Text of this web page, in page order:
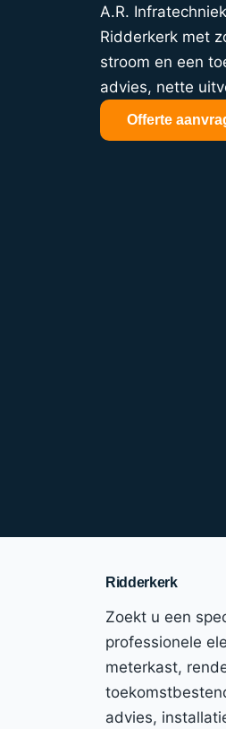
A.R.
Ridderkerk met
stroom en een
advies, nette
Offerte
Ridderkerk
Zoekt u een
professionele
meterkast,
advies,